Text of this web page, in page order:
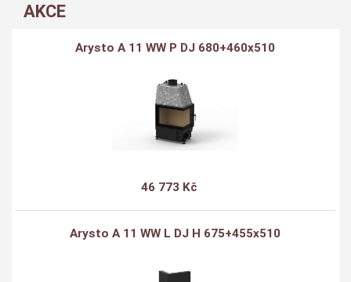
AKCE
Arysto A 11 WW P DJ 680+460x510
46 773 Kč
Arysto A 11 WW L DJ H 675+455x510